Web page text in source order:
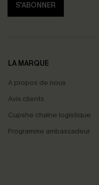
S'ABONNER
LA MARQUE
À propos de nous
Avis clients
Cupshe chaîne logistique
Programme ambassadeur